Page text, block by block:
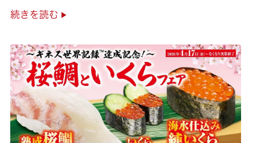
極上の味覚を是非くら寿司でご堪能ください♪
続きを読む